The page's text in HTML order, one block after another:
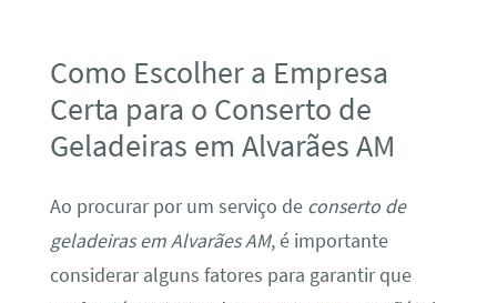
Como Escolher a Empresa
Certa para o Conserto de
Geladeiras em Alvarães AM
Ao procurar por um serviço de conserto de
geladeiras em Alvarães AM, é importante
considerar alguns fatores para garantir que